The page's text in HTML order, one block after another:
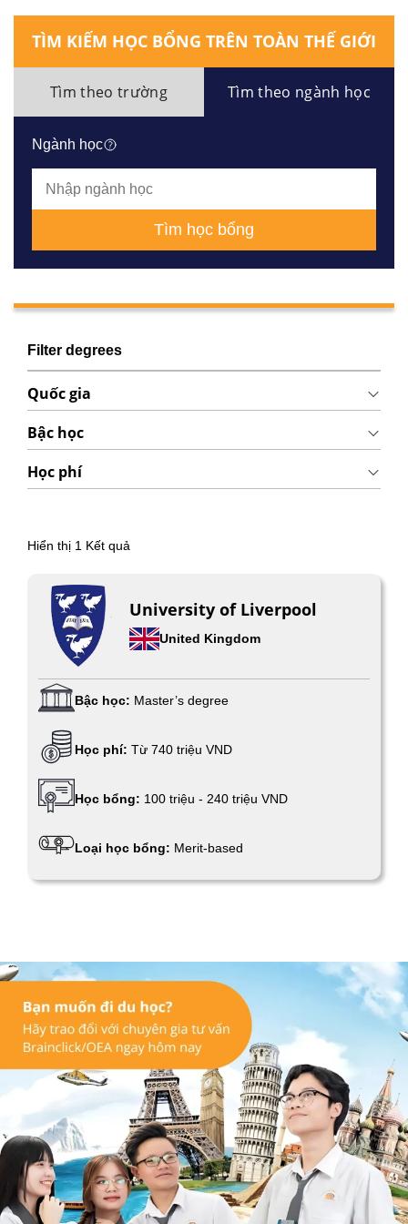
TÌM KIẾM HỌC BỔNG TRÊN TOÀN THẾ GIỚI
Tìm theo trường Tìm theo ngành học
Ngành học
Tìm học bổng
Filter degrees
Quốc gia
Bậc học
Học phí
Hiển thị 1 Kết quả
University of Liverpool
United Kingdom
Bậc học: Master’s degree
Học phí: Từ 740 triệu VND
Học bổng: 100 triệu - 240 triệu VND
Loại học bổng: Merit-based